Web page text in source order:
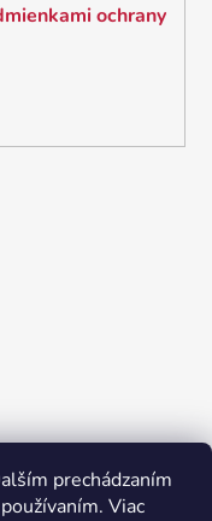
prechádzaním
Viac
ochrany